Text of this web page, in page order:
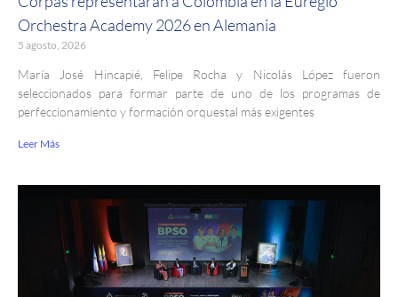
Orchestra Academy 2026 en Alemania
5 agosto, 2026
María José Hincapié, Felipe Rocha y Nicolás López fueron
seleccionados para formar parte de uno de los programas de
perfeccionamiento y formación orquestal más exigentes
Leer Más